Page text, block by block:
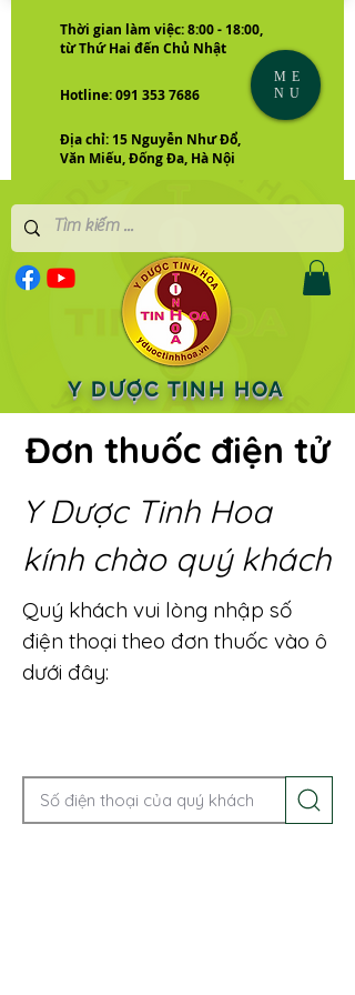
Thời gian làm việc: 8:00 - 18:00,
từ Thứ Hai đến Chủ Nhật
Hotline: 091 353 7686
Địa chỉ: 15 Nguyễn Như Đổ,
Văn Miếu, Đống Đa, Hà Nội
Y DƯỢC TINH HOA
ME
NU
Đơn thuốc điện tử
Y Dược Tinh Hoa
kính chào quý khách
Quý khách vui lòng nhập số
điện thoại theo đơn thuốc vào ô
dưới đây: